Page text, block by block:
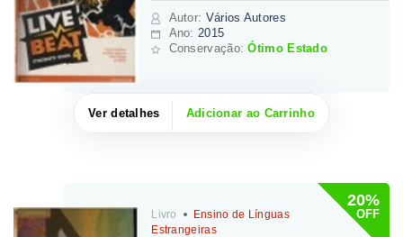
Autor: Vários Autores
Ano: 2015
Conservação:Ótimo Estado
Ver detalhes Adicionar ao Carrinho
20%
OFF
Livro
Ensino de Línguas
Estrangeiras